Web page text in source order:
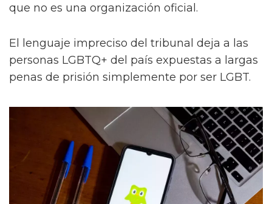
que no es una organización oficial.
El lenguaje impreciso del tribunal deja a las
personas LGBTQ+ del país expuestas a largas
penas de prisión simplemente por ser LGBT.